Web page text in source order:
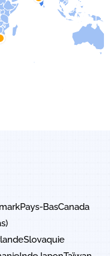
Pays-BasCanada
Slovaquie